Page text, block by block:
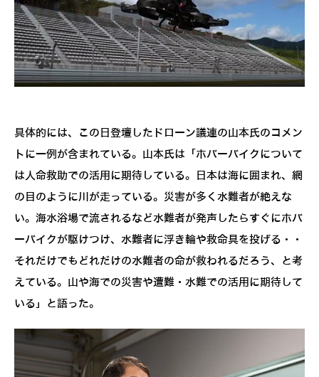
具体的には、この日登壇したドローン議連の山本氏のコメン
トに一例が含まれている。山本氏は「ホバーバイクについて
は人命救助での活用に期待している。日本は海に囲まれ、網
の目のように川が走っている。災害が多く水難者が絶えな
い。海水浴場で流されるなど水難者が発声したらすぐにホバ
ーバイクが駆けつけ、水難者に浮き輪や救命具を投げる・・
それだけでもどれだけの水難者の命が救われるだろう、と考
えている。山や海での災害や遭難・水難での活用に期待して
いる」と語った。